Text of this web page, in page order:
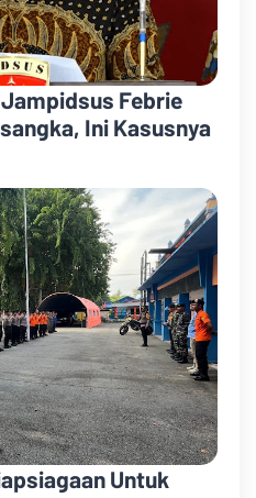
Febrie
Ini Kasusnya
Untuk